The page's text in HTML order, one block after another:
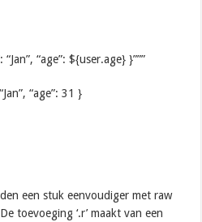
“Jan”, “age”: ${user.age} }”””
“age”: 31 }
een stuk eenvoudiger met raw
toevoeging ‘.r’ maakt van een